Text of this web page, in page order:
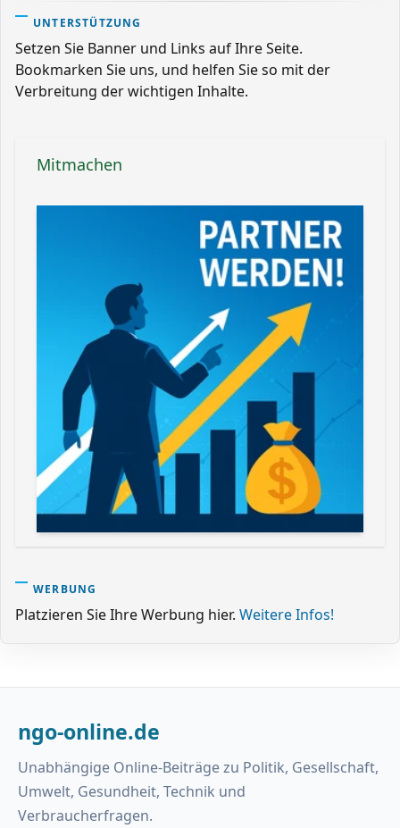
UNTERSTÜTZUNG
Setzen Sie Banner und Links auf Ihre Seite.
Bookmarken Sie uns, und helfen Sie so mit der
Verbreitung der wichtigen Inhalte.
Mitmachen
WERBUNG
Platzieren Sie Ihre Werbung hier. Weitere Infos!
ngo-online.de
Unabhängige Online-Beiträge zu Politik, Gesellschaft,
Umwelt, Gesundheit, Technik und
Verbraucherfragen.